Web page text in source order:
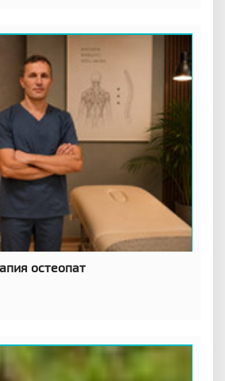
остеопат